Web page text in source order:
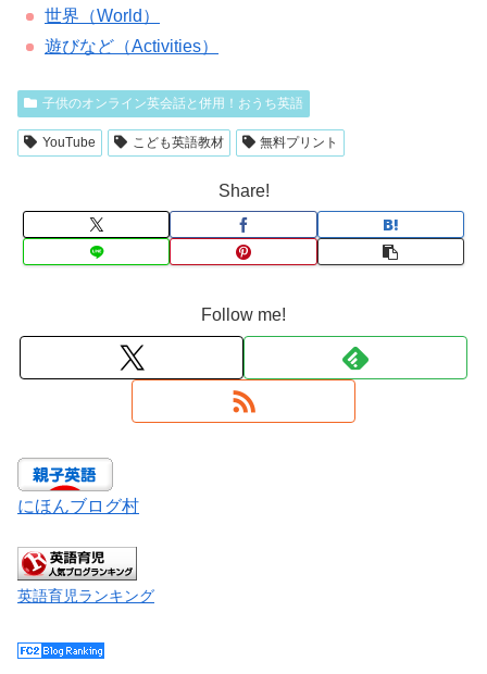
世界（World）
遊びなど（Activities）
子供のオンライン英会話と併用！おうち英語
YouTube こども英語教材 無料プリント
Share!
Follow me!
にほんブログ村
英語育児ランキング